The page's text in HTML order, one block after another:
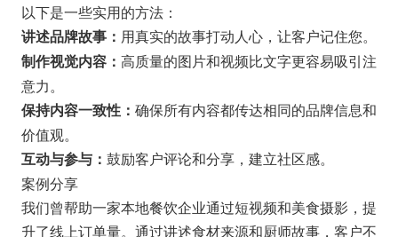
以下是一些实用的方法：
讲述品牌故事： 用真实的故事打动人心，让客户记住您。
制作视觉内容： 高质量的图片和视频比文字更容易吸引注
意力。
保持内容一致性： 确保所有内容都传达相同的品牌信息和
价值观。
互动与参与： 鼓励客户评论和分享，建立社区感。
案例分享
我们曾帮助一家本地餐饮企业通过短视频和美食摄影，提
升了线上订单量。通过讲述食材来源和厨师故事，客户不